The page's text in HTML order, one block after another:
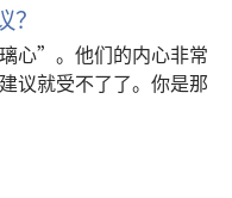
心”。他们的内心非常
议就受不了了。你是那